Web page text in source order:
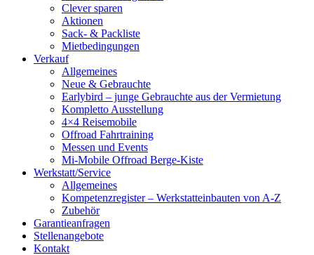
Clever sparen
Aktionen
Sack- & Packliste
Mietbedingungen
Verkauf
Allgemeines
Neue & Gebrauchte
Earlybird – junge Gebrauchte aus der Vermietung
Kompletto Ausstellung
4×4 Reisemobile
Offroad Fahrtraining
Messen und Events
Mi-Mobile Offroad Berge-Kiste
Werkstatt/Service
Allgemeines
Kompetenzregister – Werkstatteinbauten von A-Z
Zubehör
Garantieanfragen
Stellenangebote
Kontakt